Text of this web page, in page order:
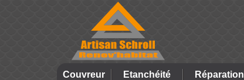
Couvreur
Etanchéité
Réparation